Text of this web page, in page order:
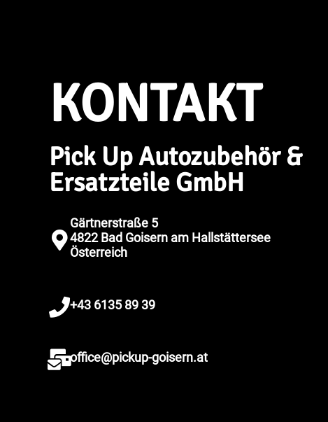
KONTAKT
Pick Up Autozubehör &
Ersatzteile GmbH
Gärtnerstraße 5
4822 Bad Goisern am Hallstättersee
Österreich
+43 6135 89 39
office@pickup-goisern.at